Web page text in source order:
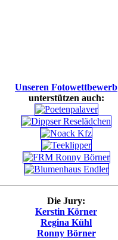
Unseren Fotowettbewerb
unterstützen auch:
Die Jury:
Kerstin Körner
Regina Kühl
Ronny Börner